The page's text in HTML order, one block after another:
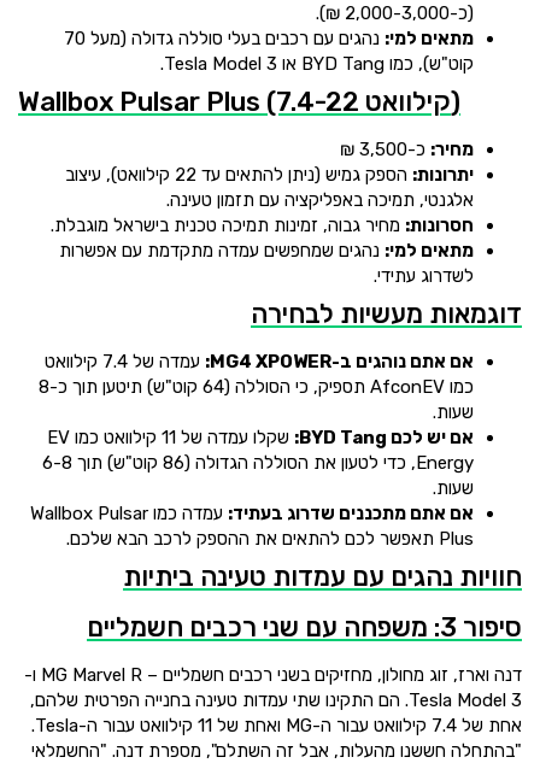
(כ-2,000-3,000 ₪).
מתאים למי:
נהגים עם רכבים בעלי סוללה גדולה (מעל 70
קוט"ש), כמו BYD Tang או Tesla Model 3.
Wallbox Pulsar Plus (7.4-22 קילוואט)
מחיר: כ-3,500 ₪
יתרונות:
הספק גמיש (ניתן להתאים עד 22 קילוואט), עיצוב
אלגנטי, תמיכה באפליקציה עם תזמון טעינה.
חסרונות: מחיר גבוה, זמינות תמיכה טכנית בישראל מוגבלת.
מתאים למי: נהגים שמחפשים עמדה מתקדמת עם אפשרות
לשדרוג עתידי.
דוגמאות מעשיות לבחירה
אם אתם נוהגים ב-MG4 XPOWER:
עמדה של 7.4 קילוואט
כמו AfconEV תספיק, כי הסוללה (64 קוט"ש) תיטען תוך כ-8
שעות.
אם יש לכם BYD Tang:
שקלו עמדה של 11 קילוואט כמו EV
Energy, כדי לטעון את הסוללה הגדולה (86 קוט"ש) תוך 6-8
שעות.
אם אתם מתכננים שדרוג בעתיד:
עמדה כמו Wallbox Pulsar
Plus תאפשר לכם להתאים את ההספק לרכב הבא שלכם.
חוויות נהגים עם עמדות טעינה ביתיות
סיפור 3: משפחה עם שני רכבים חשמליים
דנה וארז, זוג מחולון, מחזיקים בשני רכבים חשמליים – MG Marvel R ו-
Tesla Model 3. הם התקינו שתי עמדות טעינה בחנייה הפרטית שלהם,
אחת של 7.4 קילוואט עבור ה-MG ואחת של 11 קילוואט עבור ה-Tesla.
"בהתחלה חששנו מהעלות, אבל זה השתלם", מספרת דנה. "החשמלאי